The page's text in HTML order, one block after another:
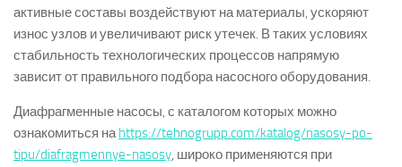
активные составы воздействуют на материалы, ускоряют
износ узлов и увеличивают риск утечек. В таких условиях
стабильность технологических процессов напрямую
зависит от правильного подбора насосного оборудования.
Диафрагменные насосы, с каталогом которых можно
ознакомиться наhttps://tehnogrupp.com/katalog/nasosy-po-
tipu/diafragmennye-nasosy, широко применяются при